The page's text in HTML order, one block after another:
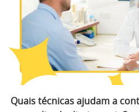
Quais técnicas ajudam a